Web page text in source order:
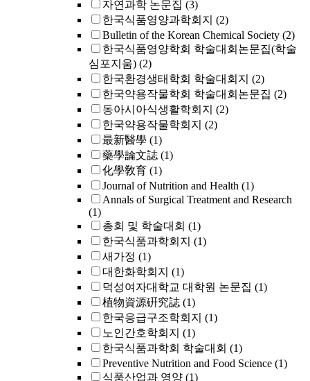
자연과학 논문집 (3)
한국식품영양과학회지 (2)
Bulletin of the Korean Chemical Society (2)
한국식품영양학회 학술대회논문집(학술
심포지움) (2)
한국환경생태학회 학술대회지 (2)
한국약용작물학회 학술대회논문집 (2)
동아시아식생활학회지 (2)
한국약용작물학회지 (2)
最新醫學 (1)
藥學論文誌 (1)
化學敎育 (1)
Journal of Nutrition and Health (1)
Annals of Surgical Treatment and Research
(1)
총회 및 학술대회 (1)
한국식품과학회지 (1)
새가정 (1)
대한화학회지 (1)
덕성여자대학교 대학원 논문집 (1)
植物資源硏究誌 (1)
한국응급구조학회지 (1)
노인간호학회지 (1)
한국식품과학회 학술대회 (1)
Preventive Nutrition and Food Science (1)
식품산업과 영양 (1)